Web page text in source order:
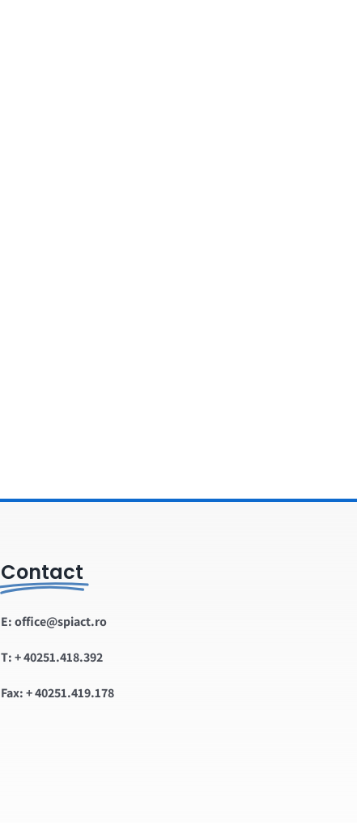
Contact
E: office@spiact.ro
T: + 40251.418.392
Fax: + 40251.419.178